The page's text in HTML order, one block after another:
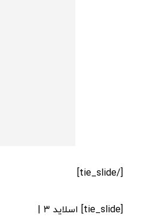
[/tie_slide]
[tie_slide] اسلاید ۳ |